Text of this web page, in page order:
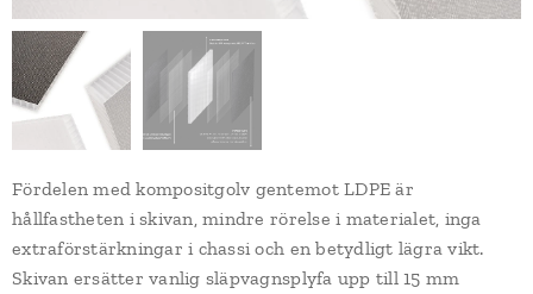
Fördelen med kompositgolv gentemot LDPE är
hållfastheten i skivan, mindre rörelse i materialet, inga
extraförstärkningar i chassi och en betydligt lägra vikt.
Skivan ersätter vanlig släpvagnsplyfa upp till 15 mm